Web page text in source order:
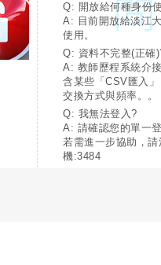
Q: 開放給何種身份
A: 目前開放給淡江
使用。
Q: 資料不完整(正確
A: 教師歷程系統介
含某些「CSV匯入
交換方式與頻率。。
Q: 我無法登入?
A: 請確認您的單一
若需進一步協助，
機:3484